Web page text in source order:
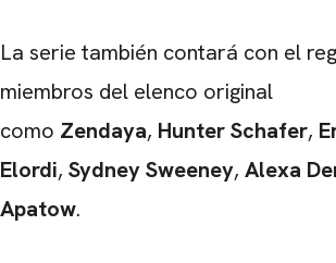
La serie también contará con el
miembros del elenco original
como Zendaya, Hunter Schafer,
Elordi, Sydney Sweeney, Alexa
Apatow.